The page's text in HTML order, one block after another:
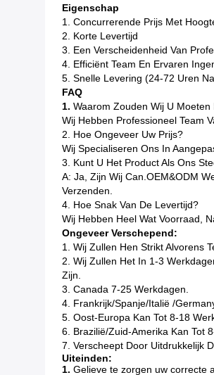
Eigenschap
1. Concurrerende Prijs Met
2. Korte Levertijd
3. Een Verscheidenheid Van
4. Efficiënt Team En Ervaren
5. Snelle Levering (24-72 Uren
FAQ
1. Waarom Zouden Wij U Moeten
Wij Hebben Professioneel Team
2. Hoe Ongeveer Uw Prijs?
Wij Specialiseren Ons In
3. Kunt U Het Product Als Ons
A: Ja, Zijn Wij Can.OEM&ODM
Verzenden.
4. Hoe Snak Van De Levertijd?
Wij Hebben Heel Wat Voorraad,
Ongeveer Verschepend:
1. Wij Zullen Hen Strikt Alvorens
2. Wij Zullen Het In 1-3
Zijn.
3. Canada 7-25 Werkdagen.
4. Frankrijk/Spanje/Italië /
5. Oost-Europa Kan Tot 8-18
6. Brazilië/Zuid-Amerika Kan Tot
7. Verscheept Door Uitdrukkelijk
Uiteinden:
1. Gelieve te zorgen uw correcte